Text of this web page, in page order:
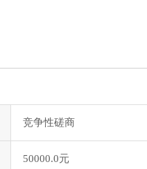
竞争性磋商
50000.0元